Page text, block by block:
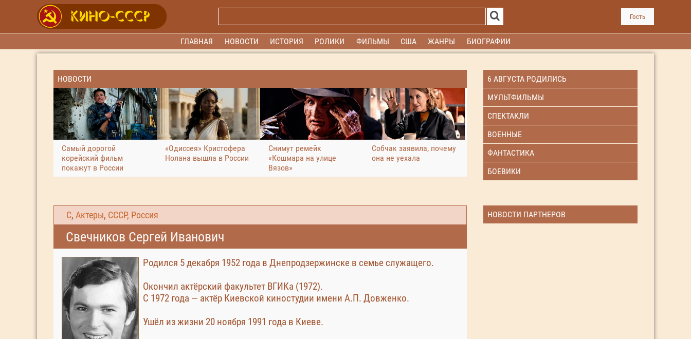
Гость
ГЛАВНАЯ НОВОСТИ ИСТОРИЯ РОЛИКИ ФИЛЬМЫ США ЖАНРЫ БИОГРАФИИ
НОВОСТИ
Самый дорогой
корейский фильм
покажут в России
«Одиссея» Кристофера
Нолана вышла в России
Снимут ремейк
«Кошмара на улице
Вязов»
Собчак заявила, почему
она не уехала
6 АВГУСТА РОДИЛИСЬ
МУЛЬТФИЛЬМЫ
СПЕКТАКЛИ
ВОЕННЫЕ
ФАНТАСТИКА
БОЕВИКИ
С, Актеры, СССР, Россия
Свечников Сергей Иванович
Родился 5 декабря 1952 года в Днепродзержинске в семье служащего.
Окончил актёрский факультет ВГИКа (1972).
С 1972 года — актёр Киевской киностудии имени А.П. Довженко.
Ушёл из жизни 20 ноября 1991 года в Киеве.
НОВОСТИ ПАРТНЕРОВ